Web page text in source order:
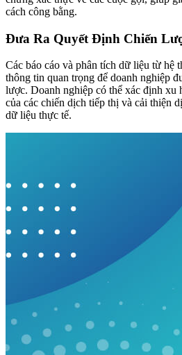
cách công bằng.
Đưa Ra Quyết Định Chiến
Các báo cáo và phân tích dữ liệu từ hệ
thông tin quan trọng để doanh nghiệp
lược. Doanh nghiệp có thể xác định xu
của các chiến dịch tiếp thị và cải thiện
dữ liệu thực tế.